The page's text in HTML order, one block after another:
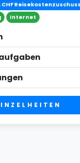
CHF Reisekostenzuschuss
Internet